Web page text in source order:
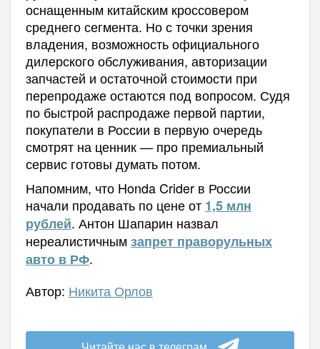
оснащенным китайским кроссовером
среднего сегмента. Но с точки зрения
владения, возможность официального
дилерского обслуживания, авторизации
запчастей и остаточной стоимости при
перепродаже остаются под вопросом. Судя
по быстрой распродаже первой партии,
покупатели в России в первую очередь
смотрят на ценник — про премиальный
сервис готовы думать потом.
Напомним, что Honda Crider в России
начали продавать по цене от 1,5 млн
рублей. Антон Шапарин назвал
нереалистичнымзапрет праворульных
авто в РФ.
Автор: Никита Орлов